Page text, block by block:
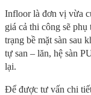
Infloor là đơn vị vừa
giá cả thi công sẽ
trạng bề mặt sàn sau
tự san – lăn, hệ sàn
lại.
Để được tư vấn chi